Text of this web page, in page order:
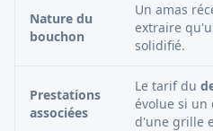
Nature du
bouchon
Un amas
extraire
solidifié.
Prestations
associées
Le tarif du
évolue si un
d'une grille